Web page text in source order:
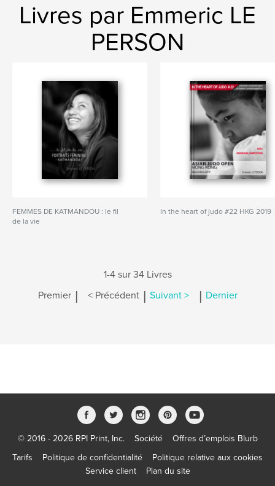
Livres par Emmeric LE
PERSON
FEMMES DE KATMANDOU : le fil
de la vie
In the heart of judo #22 HKG 2019
1-4 sur 34 Livres
Premier | < Précédent | Suivant > | Dernier
© 2016 - 2026 RPI Print, Inc. Société
Offres d’emplois Blurb
Tarifs
Politique de confidentialité
Politique relative aux cookies
Service client
Plan du site